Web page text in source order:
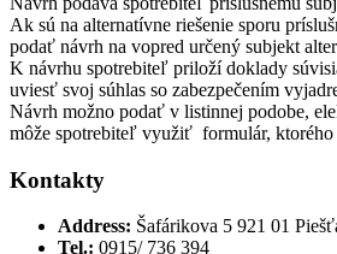
Ak sú na alternatívne riešenie sporu
podať návrh na vopred určený subjekt
K návrhu spotrebiteľ priloží doklady
uviesť svoj súhlas so zabezpečením
Návrh možno podať v listinnej podobe,
môže spotrebiteľ využiť formulár, ktorého
Kontakty
Address: Šafárikova 5 921 01
Tel.: 0915/ 736 394